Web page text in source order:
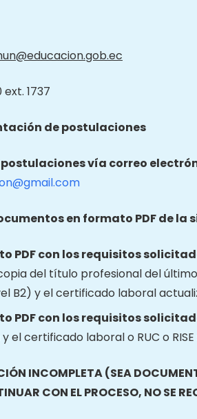
1737
de postulaciones
vía correo
en formato PDF de la
PDF con los requisitos
del título profesional del
B2) y el certificado laboral
PDF con los requisitos
el certificado laboral o RUC o
INCOMPLETA (SEA
CON EL PROCESO, NO SE